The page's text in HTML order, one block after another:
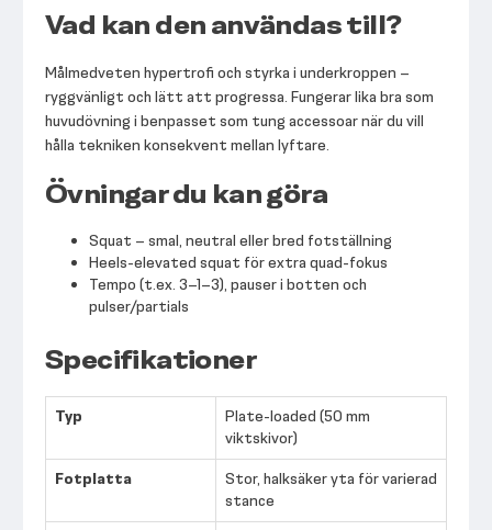
Vad kan den användas till?
Målmedveten hypertrofi och styrka i underkroppen –
ryggvänligt och lätt att progressa. Fungerar lika bra som
huvudövning i benpasset som tung accessoar när du vill
hålla tekniken konsekvent mellan lyftare.
Övningar du kan göra
Squat – smal, neutral eller bred fotställning
Heels-elevated squat för extra quad-fokus
Tempo (t.ex. 3–1–3), pauser i botten och
pulser/partials
Specifikationer
Typ
Plate-loaded (50 mm
viktskivor)
Fotplatta
Stor, halksäker yta för varierad
stance